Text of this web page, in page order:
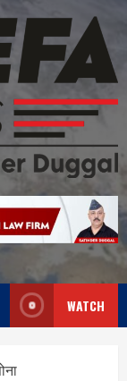
WATCH